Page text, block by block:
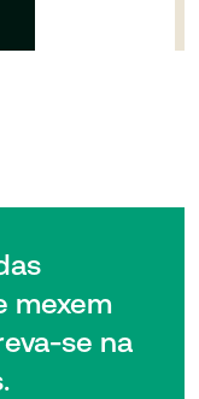
mexem
se na